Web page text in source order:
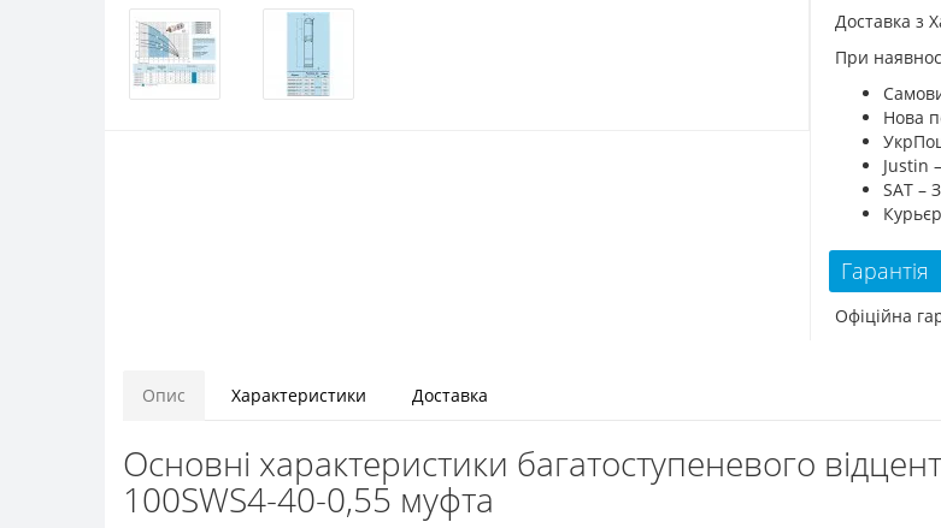
Доставка з
При
Нова
Justin
SAT –
Гарантія
Офіційна
Опис Характеристики Доставка
Основні характеристики багатоступеневого
100SWS4-40-0,55 муфта